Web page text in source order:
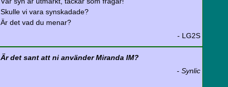
Skulle vi vara synskadade?
Är det vad du menar?
- LG2S
Är det sant att ni använder Miranda IM?
- Synlic